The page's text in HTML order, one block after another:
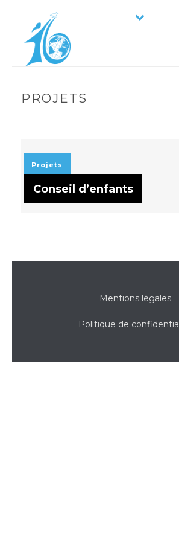
PROJETS
Projets
Conseil d’enfants
Mentions légales
Politique de